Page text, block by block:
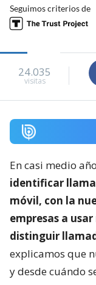
Seguimos criterios de
24.035
visitas
En casi medio
identificar
móvil, con la
empresas a
distinguir
explicamos que
y desde cuándo